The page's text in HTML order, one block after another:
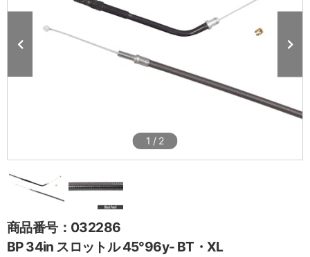
1 / 2
商品番号：032286
BP 34in スロットル 45°96y- BT・XL